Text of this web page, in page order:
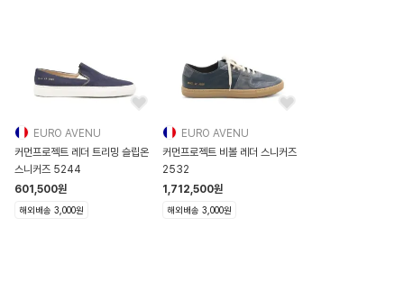
EURO AVENU
커먼프로젝트 레더 트리밍 슬립온
스니커즈 5244
601,500원
해외배송 3,000원
EURO AVENU
커먼프로젝트 비볼 레더 스니커즈
2532
1,712,500원
해외배송 3,000원